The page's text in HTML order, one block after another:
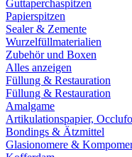
Guttaperchaspitzen
Papierspitzen
Sealer & Zemente
Wurzelfüllmaterialien
Zubehör und Boxen
Alles anzeigen
Füllung & Restauration
Füllung & Restauration
Amalgame
Artikulationspapier,
Bondings & Ätzmittel
Glasionomere &